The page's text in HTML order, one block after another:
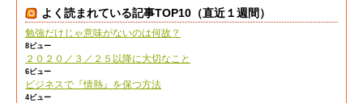
よく読まれている記事TOP10（直近１週間）
勉強だけじゃ意味がないのは何故？
8ビュー
２０２０／３／２５以降に大切なこと
6ビュー
ビジネスで『情熱』を保つ方法
4ビュー